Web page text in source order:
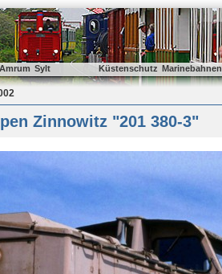
Amrum Sylt Küstenschutz Marinebahnen
Zinnowitz "201 380-3"